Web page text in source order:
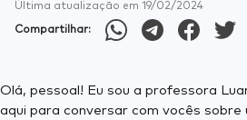
Última atualização em 19/02/2024
Compartilhar:
Olá, pessoal! Eu sou a professora
aqui para conversar com vocês sobre